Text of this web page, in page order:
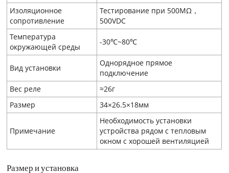
Изоляционное
сопротивление
Тестирование при 500MΩ，
500VDC
Температура
окружающей среды
-30℃~80℃
Вид установки
Однорядное прямое
подключение
Вес реле
≈26г
Размер
34×26.5×18мм
Примечание
Необходимость установки
устройства рядом с тепловым
окном с хорошей вентиляцией
Размер и установка